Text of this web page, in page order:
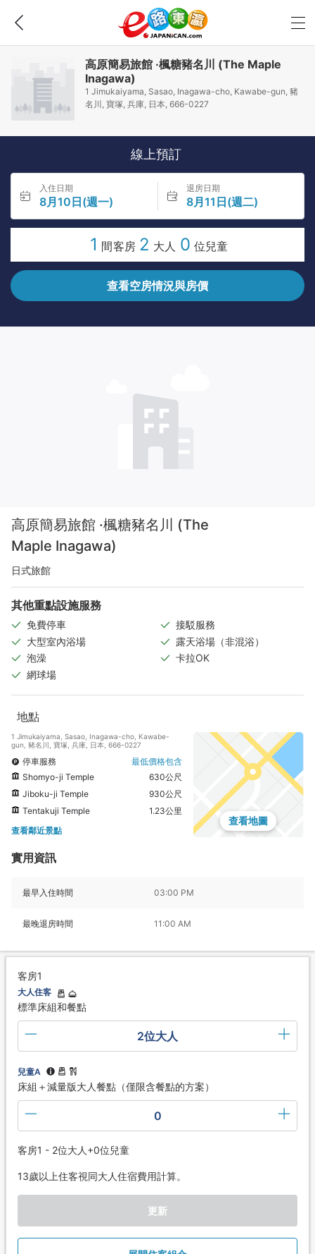
高原簡易旅館 ·楓糖豬名川 (The Maple
Inagawa)
1 Jimukaiyama, Sasao, Inagawa-cho, Kawabe-gun, 豬
名川, 寶塚, 兵庫, 日本, 666-0227
線上預訂
入住日期
8月10日(週一)
退房日期
8月11日(週二)
1 間客房 2 大人 0 位兒童
查看空房情況與房價
高原簡易旅館 ·楓糖豬名川 (The
Maple Inagawa)
日式旅館
其他重點設施服務
免費停車
接駁服務
大型室內浴場
露天浴場（非混浴）
泡澡
卡拉OK
網球場
地點
1 Jimukaiyama, Sasao, Inagawa-cho, Kawabe-
gun, 豬名川, 寶塚, 兵庫, 日本, 666-0227
停車服務
最低價格包含
Shomyo-ji Temple
630公尺
Jiboku-ji Temple
930公尺
Tentakuji Temple
1.23公里
查看鄰近景點
查看地圖
實用資訊
最早入住時間 03:00 PM
最晚退房時間 11:00 AM
客房1
大人住客
標準床組和餐點
2位大人
兒童A
床組＋減量版大人餐點（僅限含餐點的方案）
0
客房1 - 2位大人+0位兒童
13歲以上住客視同大人住宿費用計算。
更新